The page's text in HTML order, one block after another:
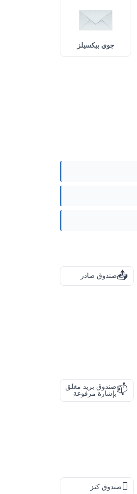
جوي بيكسيلز
📤صندوق صادر
📫صندوق بريد مغلق
بإشارة مرفوعة
🪎صندوق كنز